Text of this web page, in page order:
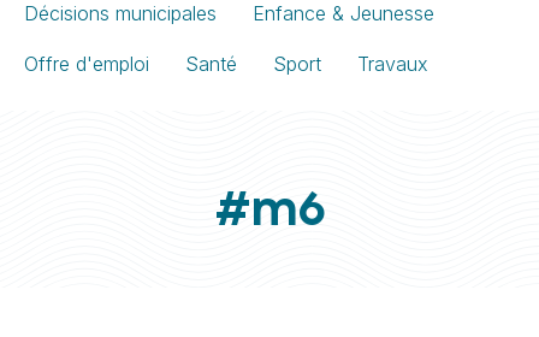
Décisions municipales Enfance & Jeunesse
Offre d'emploi Santé Sport Travaux
#m6